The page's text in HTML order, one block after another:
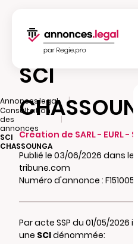
Annonces.legal
|
Consultation
des
annonces
|
SCI
CHASSOUNGA
SCI
Création de SARL - EURL -
Publié le 03/06/2026 dans
tribune.com
Numéro d'annonce :
Par acte SSP du 01/05/2026
une SCIdénommée: